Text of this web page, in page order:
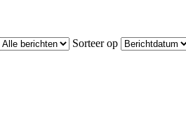
Sorteer op